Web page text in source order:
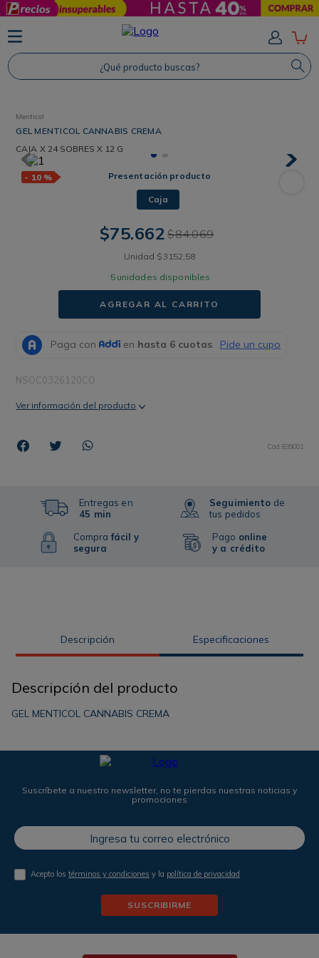
¿Qué producto buscas?
Menticol
GEL MENTICOL CANNABIS CREMA
CAJA X 24 SOBRES X 12 G
- 10 % Presentación producto
Caja
$75.662 $84.069
Unidad $ 3152 58
5 unidades disponibles
AGREGAR AL CARRITO
NSOC0326120CO
Ver información del producto
Cód:839001
Entregas en
45 min
Comprafácil y
segura
Seguimiento de
tus pedidos
Pago online
y a crédito
Descripción Especificaciones
Descripción del producto
GEL MENTICOL CANNABIS CREMA
Suscríbete a nuestro newsletter, no te pierdas nuestras noticias y
promociones
Acepto lostérminos y condiciones y la política de privacidad
SUSCRIBIRME
TÉRMINOS MÁS BUSCADOS
1. Protector Solar
2. Shampoo
4. Savvy